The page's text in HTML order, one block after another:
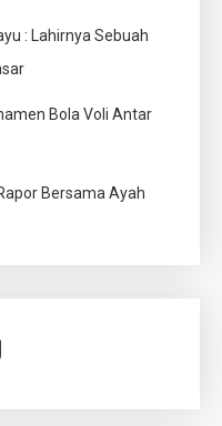
: Lahirnya Sebuah
Bola Voli Antar
Bersama Ayah